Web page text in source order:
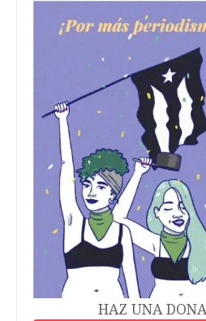
HAZ UNA